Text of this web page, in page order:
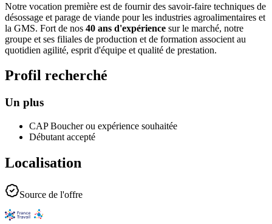
Notre vocation première est de fournir des savoir-faire techniques de
désossage et parage de viande pour les industries agroalimentaires et
la GMS. Fort de nos 40 ans d'expérience sur le marché, notre
groupe et ses filiales de production et de formation associent au
quotidien agilité, esprit d'équipe et qualité de prestation.
Profil recherché
Un plus
CAP Boucher ou expérience souhaitée
Débutant accepté
Localisation
Source de l'offre